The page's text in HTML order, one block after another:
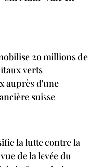
20 millions de
verts
auprès d'une
suisse
la lutte contre la
de la levée du